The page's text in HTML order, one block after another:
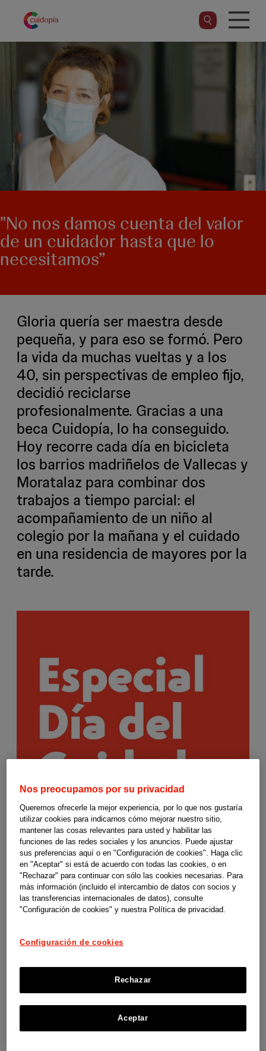
contenido
principal
"No nos damos cuenta del valor
de un cuidador hasta que lo
necesitamos”
Gloria quería ser maestra desde
pequeña, y para eso se formó. Pero
la vida da muchas vueltas y a los
40, sin perspectivas de empleo fijo,
decidió reciclarse
profesionalmente. Gracias a una
beca Cuidopía, lo ha conseguido.
Hoy recorre cada día en bicicleta
los barrios madriñelos de Vallecas y
Moratalaz para combinar dos
trabajos a tiempo parcial: el
acompañamiento de un niño al
colegio por la mañana y el cuidado
en una residencia de mayores por la
tarde.
Cuando estalló la pandemia Gloria estaba
regresando de un viaje familiar. “Se han
jubilado mis padres y estamos celebrándolo
setenta años que había permanecido
en Calzadilla de Tera, el pueblo zamorano
para ampliar sus estudios de magisterio en la
Nos preocupamos por su privacidad
Queremos ofrecerle la mejor experiencia, por lo que nos gustaría
utilizar cookies para indicarnos cómo mejorar nuestro sitio,
mantener las cosas relevantes para usted y habilitar las
funciones de las redes sociales y los anuncios. Puede ajustar
sus preferencias aquí o en "Configuración de cookies". Haga clic
en "Aceptar" si está de acuerdo con todas las cookies, o en
"Rechazar" para continuar con sólo las cookies necesarias. Para
más información (incluido el intercambio de datos con socios y
las transferencias internacionales de datos), consulte
"Configuración de cookies" y nuestra Política de privacidad.
Configuración de cookies
Rechazar
Aceptar